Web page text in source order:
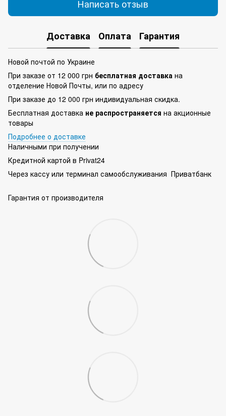
Написать отзыв
Доставка Оплата Гарантия
Новой почтой по Украине
При заказе от 12 000 грн бесплатная доставка на
отделение Новой Почты, или по адресу
При заказе до 12 000 грн индивидуальная скидка.
Бесплатная доставка не распространяется на акционные
товары
Подробнее о доставке
Наличными при получении
Кредитной картой в Privat24
Через кассу или терминал самообслуживания Приватбанк
Гарантия от производителя